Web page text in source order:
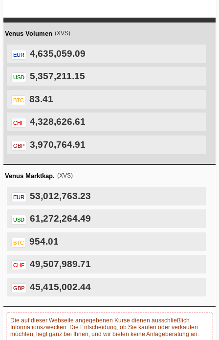
Venus Volumen (XVS)
EUR 4,635,059.09
USD 5,357,211.15
BTC 83.41
CHF 4,328,626.61
GBP 3,970,764.91
Venus Marktkap. (XVS)
EUR 53,012,763.23
USD 61,272,264.49
BTC 954.01
CHF 49,507,989.71
GBP 45,415,002.44
Die auf dieser Webseite angegebenen Kurse dienen ausschließlich
Informationszwecken. Die Entscheidung, ob Sie kaufen oder verkaufen
möchten, liegt ganz bei Ihnen, und wir bieten keine Anlageberatung an.